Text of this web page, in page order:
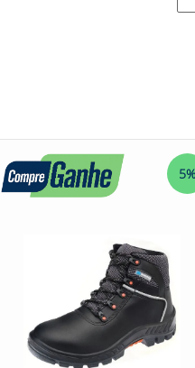
atividades em que a
durante suas
Preto - Marca: MARLUVAS
Bid Micro Fibra tem como
camada (entressola)
e perfurantes, além de
antibactéria
Essa palmilha é costurada
Sem Bico Bid
seus pés em ambientes
possa utilizar o produto.
estar dos pés durante
5%